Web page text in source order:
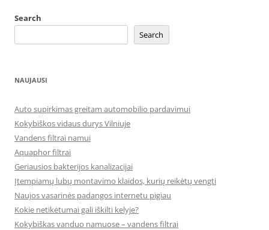
Search
Search
NAUJAUSI
Auto supirkimas greitam automobilio pardavimui
Kokybiškos vidaus durys Vilniuje
Vandens filtrai namui
Aquaphor filtrai
Geriausios bakterijos kanalizacijai
Įtempiamų lubų montavimo klaidos, kurių reikėtų vengti
Naujos vasarinės padangos internetu pigiau
Kokie netikėtumai gali iškilti kelyje?
Kokybiškas vanduo namuose – vandens filtrai